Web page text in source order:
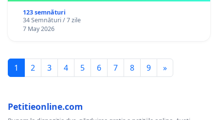
123 semnături
34 Semnături / 7 zile
7 May 2026
1 2 3 4 5 6 7 8 9 »
Petitieonline.com